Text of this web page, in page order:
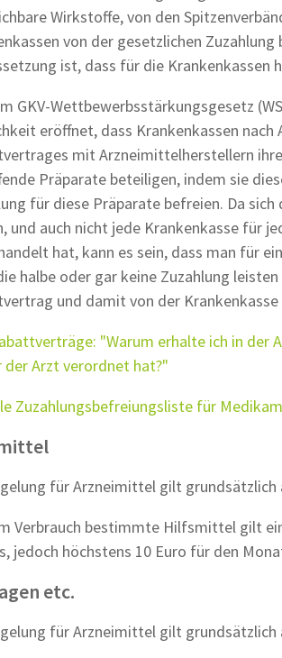
Wirkstoffe, von den
von der gesetzlichen
ist, dass für die Krankenkassen
GKV-Wettbewerbsstärkungsgesetz
eröffnet, dass Krankenkassen nach
mit Arzneimittelherstellern
Präparate beteiligen, indem sie
für diese Präparate befreien. Da
und auch nicht jede Krankenkasse für
hat, kann es sein, dass man für
halbe oder gar keine Zuzahlung
und damit von der
"Warum erhalte ich in der
der Arzt verordnet hat?"
Zuzahlungsbefreiungsliste für
für Arzneimittel gilt
Verbrauch bestimmte Hilfsmittel gilt
jedoch höchstens 10 Euro für den
etc.
für Arzneimittel gilt grundsätzlich